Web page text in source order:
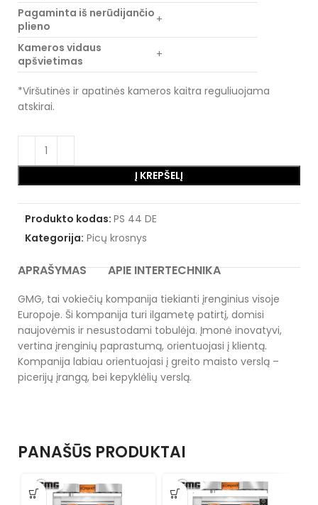
Pagaminta iš nerūdijančio
plieno
+
Kameros vidaus
apšvietimas
+
*Viršutinės ir apatinės kameros kaitra reguliuojama
atskirai.
Į KREPŠELĮ
Produkto kodas: PS 44 DE
Kategorija: Picų krosnys
APRAŠYMAS APIE INTERTECHNIKA
GMG, tai vokiečių kompanija tiekianti įrenginius visoje
Europoje. Ši kompanija turi ilgametę patirtį, domisi
naujovėmis ir nesustodami tobulėja. Įmonė inovatyvi,
vertina įrenginių paprastumą, orientuojasi į klientą.
Kompanija labiau orientuojasi į greito maisto verslą –
picerijų įrangą, bei kepyklėlių verslą.
PANAŠŪS PRODUKTAI